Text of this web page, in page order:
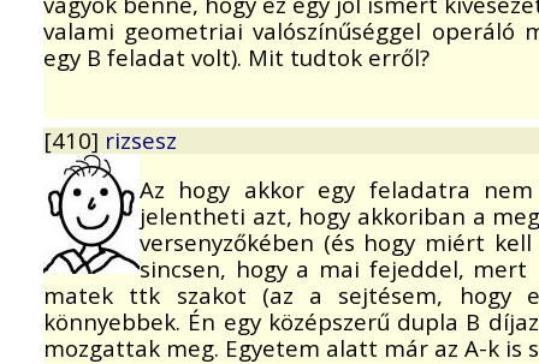
valami geometriai valószínűséggel
egy B feladat volt). Mit tudtok erről?
[410] rizsesz
Az hogy akkor egy feladatra
jelentheti azt, hogy akkoriban a
versenyzőkében (és hogy miért
sincsen, hogy a mai fejeddel,
matek ttk szakot (az a sejtésem, hogy
könnyebbek. Én egy középszerű dupla B
mozgattak meg. Egyetem alatt már az A-k is